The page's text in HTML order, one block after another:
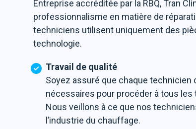
Entreprise accréditée par la RBQ, Tran
professionnalisme en matière de
techniciens utilisent uniquement des
technologie.
Travail de qualité
Soyez assuré que chaque technicien
nécessaires pour procéder à tous
Nous veillons à ce que nos
l’industrie du chauffage.